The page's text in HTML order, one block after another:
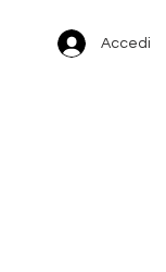
Accedi